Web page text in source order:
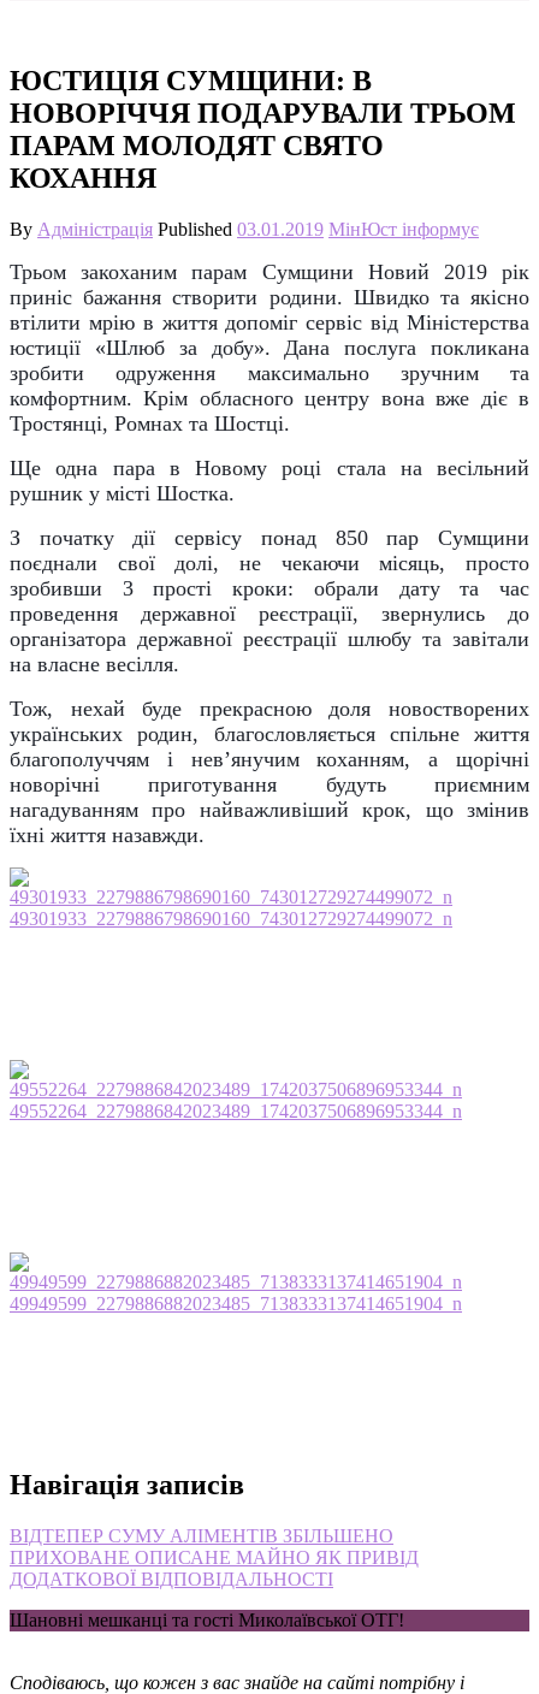
ЮСТИЦІЯ СУМЩИНИ: В
НОВОРІЧЧЯ ПОДАРУВАЛИ ТРЬОМ
ПАРАМ МОЛОДЯТ СВЯТО
КОХАННЯ
By Адміністрація Published 03.01.2019 МінЮст інформує
Трьом закоханим парам Сумщини Новий 2019 рік
приніс бажання створити родини. Швидко та якісно
втілити мрію в життя допоміг сервіс від Міністерства
юстиції «Шлюб за добу». Дана послуга покликана
зробити одруження максимально зручним та
комфортним. Крім обласного центру вона вже діє в
Тростянці, Ромнах та Шостці.
Ще одна пара в Новому році стала на весільний
рушник у місті Шостка.
З початку дії сервісу понад 850 пар Сумщини
поєднали свої долі, не чекаючи місяць, просто
зробивши 3 прості кроки: обрали дату та час
проведення державної реєстрації, звернулись до
організатора державної реєстрації шлюбу та завітали
на власне весілля.
Тож, нехай буде прекрасною доля новостворених
українських родин, благословляється спільне життя
благополуччям і нев’янучим коханням, а щорічні
новорічні приготування будуть приємним
нагадуванням про найважливіший крок, що змінив
їхні життя назавжди.
49301933_2279886798690160_743012729274499072_n
49552264_2279886842023489_1742037506896953344_n
49949599_2279886882023485_7138333137414651904_n
Навігація записів
ВІДТЕПЕР СУМУ АЛІМЕНТІВ ЗБІЛЬШЕНО
ПРИХОВАНЕ ОПИСАНЕ МАЙНО ЯК ПРИВІД
ДОДАТКОВОЇ ВІДПОВІДАЛЬНОСТІ
Шановні мешканці та гості Миколаївської ОТГ!
Сподіваюсь, що кожен з вас знайде на сайті потрібну і